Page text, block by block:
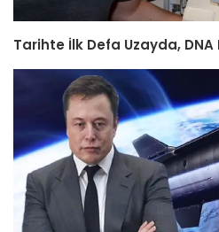
Tarihte İlk Defa Uzayda,